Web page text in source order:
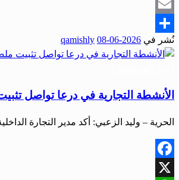
Snapchat
Email
Share
نُشر في 2026-06-08
qamishly
الأنشطة التجارية في درعا تواصل
الحرية – وليد الزعبي: أكد مدير التجارة
Facebook